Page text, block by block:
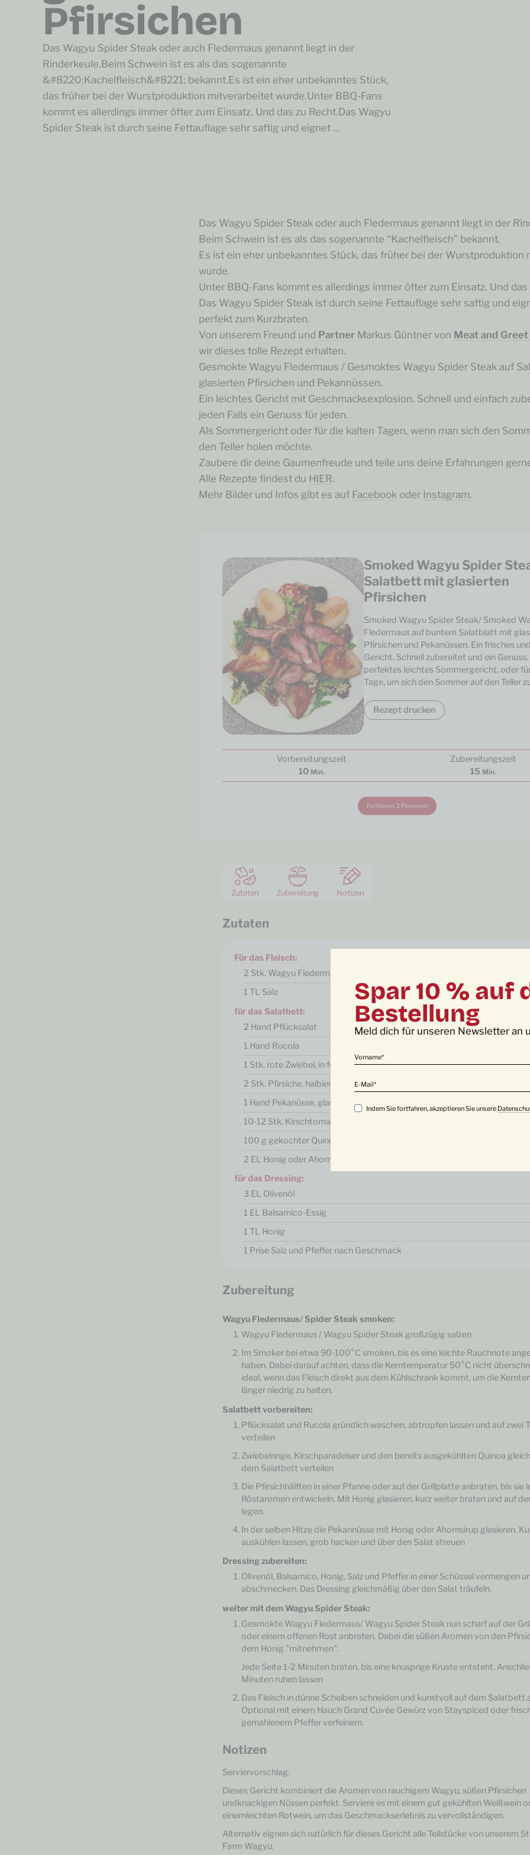
Pfirsichen
Das Wagyu Spider Steak oder auch Fledermaus genannt liegt in der
Rinderkeule.Beim Schwein ist es als das sogenannte
&#8220;Kachelfleisch&#8221; bekannt.Es ist ein eher unbekanntes Stück,
das früher bei der Wurstproduktion mitverarbeitet wurde.Unter BBQ-Fans
kommt es allerdings immer öfter zum Einsatz. Und das zu Recht.Das Wagyu
Spider Steak ist durch seine Fettauflage sehr saftig und eignet ...
Das Wagyu Spider Steak oder auch Fledermaus genannt liegt in der
Beim Schwein ist es als das sogenannte “Kachelfleisch” bekannt.
Es ist ein eher unbekanntes Stück, das früher bei der Wurstproduktion
wurde.
Unter BBQ-Fans kommt es allerdings immer öfter zum Einsatz. Und das
Das Wagyu Spider Steak ist durch seine Fettauflage sehr saftig und
perfekt zum Kurzbraten.
Von unserem Freund und Partner Markus Güntner von Meat and Greet
wir dieses tolle Rezept erhalten.
Gesmokte Wagyu Fledermaus / Gesmoktes Wagyu Spider Steak auf
glasierten Pfirsichen und Pekannüssen.
Ein leichtes Gericht mit Geschmacksexplosion. Schnell und einfach
jeden Falls ein Genuss für jeden.
Als Sommergericht oder für die kalten Tagen, wenn man sich den
den Teller holen möchte.
Zaubere dir deine Gaumenfreude und teile uns deine Erfahrungen
Alle Rezepte findest du HIER.
Mehr Bilder und Infos gibt es auf Facebook oder Instagram.
Smoked Wagyu Spider
Salatbett mit glasierten
Pfirsichen
Smoked Wagyu Spider Steak/ Smoked
Fledermaus auf buntem Salatblatt mit
Pfirsichen und Pekanüssen. Ein frisches
Gericht. Schnell zubereitet und ein Genuss.
perfektes leichtes Sommergericht, oder
Tage, um sich den Sommer auf den Teller
Rezept drucken
Vorbereitungszeit
10 Min.
Zubereitungszeit
15 Min.
Portionen: 2 Personen
Zutaten Zubereitung Notizen
Zutaten
Für das Fleisch:
2 Stk. Wagyu Fledermaus / Wagyu Spider Steak
1 TL Salz
für das Salatbett:
2 Hand Pflücksalat
1 Hand Rucola
1 Stk. rote Zwiebel, in feine Ringe geschnitten
2 Stk. Pfirsiche, halbiert und entkernt
1 Hand Pekanüsse, glasiert (zB mit Honig oder Ahornsirup)
10-12 Stk. Kirschtomaten / Cherrytomaten
100 g gekochter Quinoa
2 EL Honig oder Ahornsirup
für das Dressing:
3 EL Olivenöl
1 EL Balsamico-Essig
1 TL Honig
1 Prise Salz und Pfeffer nach Geschmack
Zubereitung
Wagyu Fledermaus/ Spider Steak smoken:
Wagyu Fledermaus / Wagyu Spider Steak großzügig salzen
Im Smoker bei etwa 90-100°C smoken, bis es eine leichte Rauchnote
haben. Dabei darauf achten, dass die Kerntemperatur 50°C nicht
ideal, wenn das Fleisch direkt aus dem Kühlschrank kommt, um die
länger niedrig zu halten.
Salatbett vorbereiten:
Pflücksalat und Rucola gründlich waschen, abtropfen lassen und auf zwei
verteilen
Zwiebelringe, Kirschparadeiser und den bereits ausgekühlten Quinoa
dem Salatbett verteilen
Die Pfirsichhälften in einer Pfanne oder auf der Grillplatte anbraten, bis sie
Röstaromen entwickeln. Mit Honig glasieren, kurz weiter braten und auf
legen.
In der selben Hitze die Pekannüsse mit Honig oder Ahornsirup glasieren.
auskühlen lassen, grob hacken und über den Salat streuen
Dressing zubereiten:
Olivenöl, Balsamico, Honig, Salz und Pfeffer in einer Schüssel vermengen
abschmecken. Das Dressing gleichmäßig über den Salat träufeln.
weiter mit dem Wagyu Spider Steak:
Gesmokte Wagyu Fledermaus/ Wagyu Spider Steak nun scharf auf der
oder einem offenen Rost anbraten. Dabei die süßen Aromen von den
dem Honig "mitnehmen".
Jede Seite 1-2 Minuten braten, bis eine knusprige Kruste entsteht.
Minuten ruhen lassen
Das Fleisch in dünne Scheiben schneiden und kunstvoll auf dem Salatbett
Optional mit einem Hauch Grand Cuvée Gewürz von Stayspiced oder
gemahlenem Pfeffer verfeinern.
Notizen
Serviervorschlag:
Dieses Gericht kombiniert die Aromen von rauchigem Wagyu, süßen Pfirsichen
undknackigen Nüssen perfekt. Serviere es mit einem gut gekühlten Weißwein
einemleichten Rotwein, um das Geschmackserlebnis zu vervollständigen.
Alternativ eignen sich natürlich für dieses Gericht alle Teilstücke von unserem
Farm Wagyu.
Spar 10 % auf
Bestellung
Meld dich für unseren Newsletter an
Vorname
E-Mail
Indem Sie fortfahren, akzeptieren Sie unsere